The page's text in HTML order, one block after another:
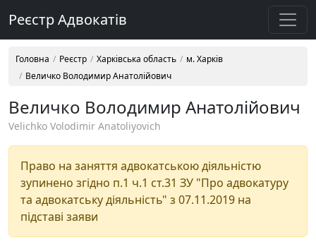
Реєстр Адвокатів
Головна Реєстр Харківська область
м. Харків
Величко Володимир Анатолійович
Величко Володимир Анатолійович
Velichko Volodimir Anatoliyovich
Право на заняття адвокатською діяльністю
зупинено згідно п.1 ч.1 ст.31 ЗУ "Про адвокатуру
та адвокатську діяльність" з 07.11.2019 на
підставі заяви